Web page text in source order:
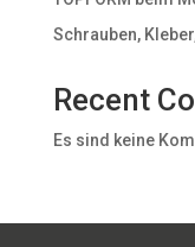
Schrauben,
Recent
Es sind keine